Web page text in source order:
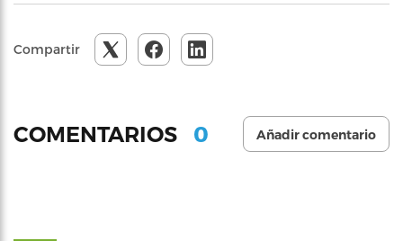
Compartir
COMENTARIOS 0 Añadir comentario